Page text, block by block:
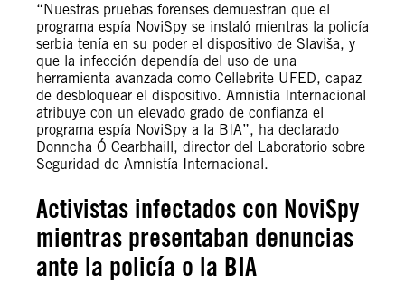
“Nuestras pruebas forenses demuestran que el
programa espía NoviSpy se instaló mientras la policía
serbia tenía en su poder el dispositivo de Slaviša, y
que la infección dependía del uso de una
herramienta avanzada como Cellebrite UFED, capaz
de desbloquear el dispositivo. Amnistía Internacional
atribuye con un elevado grado de confianza el
programa espía NoviSpy a la BIA”, ha declarado
Donncha Ó Cearbhaill, director del Laboratorio sobre
Seguridad de Amnistía Internacional.
Activistas infectados con NoviSpy
mientras presentaban denuncias
ante la policía o la BIA